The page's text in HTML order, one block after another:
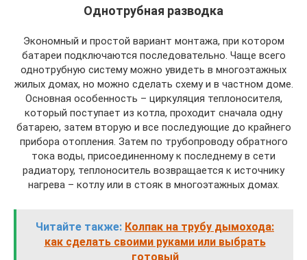
Однотрубная разводка
Экономный и простой вариант монтажа, при котором
батареи подключаются последовательно. Чаще всего
однотрубную систему можно увидеть в многоэтажных
жилых домах, но можно сделать схему и в частном доме.
Основная особенность – циркуляция теплоносителя,
который поступает из котла, проходит сначала одну
батарею, затем вторую и все последующие до крайнего
прибора отопления. Затем по трубопроводу обратного
тока воды, присоединенному к последнему в сети
радиатору, теплоноситель возвращается к источнику
нагрева – котлу или в стояк в многоэтажных домах.
Читайте также: Колпак на трубу дымохода:
как сделать своими руками или выбрать
готовый